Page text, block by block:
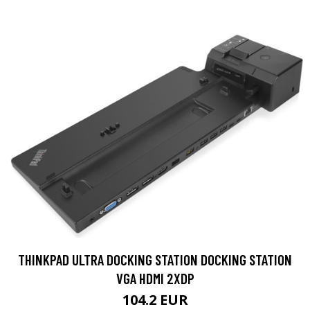
THINKPAD ULTRA DOCKING STATION DOCKING STATION
VGA HDMI 2XDP
104.2 EUR